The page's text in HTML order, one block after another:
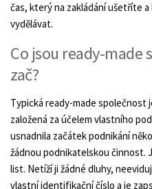
čas, který na zakládání ušetříte a
vydělávat.
Co jsou ready-made
zač?
Typická ready-made společnost
založená za účelem vlastního
usnadnila začátek podnikání
žádnou podnikatelskou činnost.
list. Netíží ji žádné dluhy,
vlastní identifikační číslo a je